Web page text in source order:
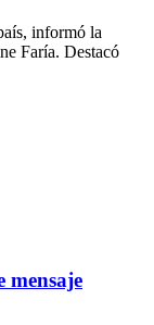
informó la
Faría. Destacó
mensaje